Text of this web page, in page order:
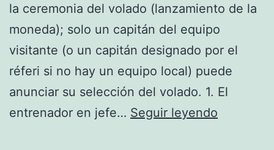
la ceremonia del volado (lanzamiento de la
moneda); solo un capitán del equipo
visitante (o un capitán designado por el
réferi si no hay un equipo local) puede
anunciar su selección del volado. 1. El
entrenador en jefe… Seguir leyendo